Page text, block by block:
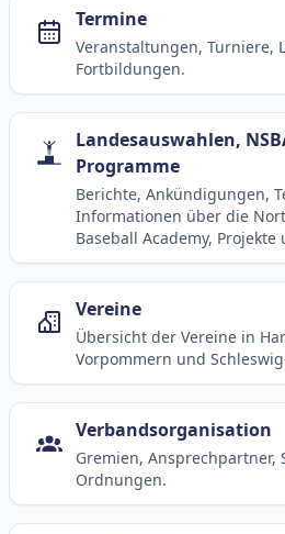
Termine
Veranstaltungen, Turniere,
Fortbildungen.
Landesauswahlen,
Programme
Berichte, Ankündigungen,
Informationen über die
Baseball Academy,
Vereine
Übersicht der Vereine in
Vorpommern und
Verbandsorganisation
Gremien, Ansprechpartner,
Ordnungen.